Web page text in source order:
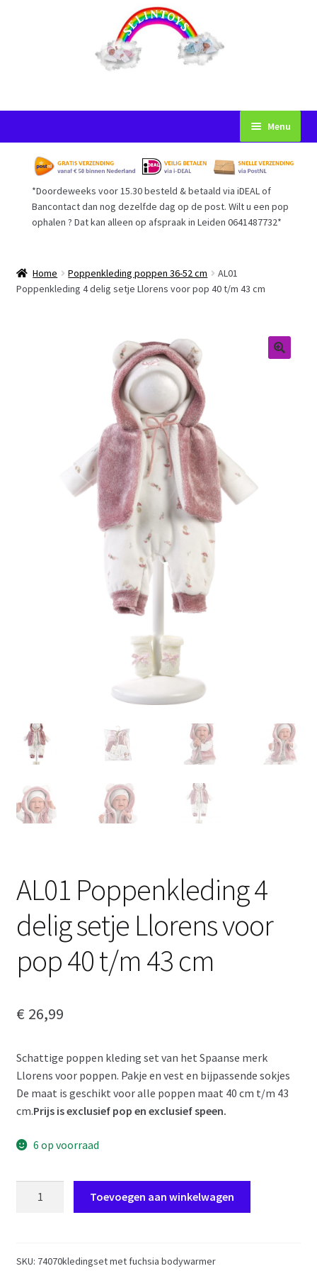
naar
navigatie
inhoud
Menu
Startpagina
Voorwaarden
Afrekenen
*Doordeweeks voor 15.30 besteld & betaald via iDEAL of
Bancontact dan nog dezelfde dag op de post. Wilt u een pop
ophalen ? Dat kan alleen op afspraak in Leiden 0641487732*
Home Poppenkleding poppen 36-52 cm
AL01
Poppenkleding 4 delig setje Llorens voor pop 40 t/m 43 cm
AL01 Poppenkleding 4
delig setje Llorens voor
pop 40 t/m 43 cm
€ 26,99
Schattige poppen kleding set van het Spaanse merk
Llorens voor poppen. Pakje en vest en bijpassende sokjes
De maat is geschikt voor alle poppen maat 40 cm t/m 43
cm.Prijs is exclusief pop en exclusief speen.
6 op voorraad
setje
Toevoegen aan winkelwagen
SKU: 74070kledingset met fuchsia bodywarmer